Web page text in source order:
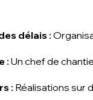
délais :
: Un chef de
: Réalisations sur